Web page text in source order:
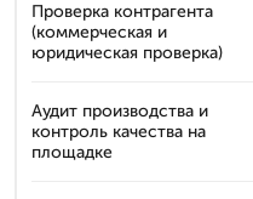
Проверка контрагента
(коммерческая и
юридическая проверка)
Аудит производства и
контроль качества на
площадке